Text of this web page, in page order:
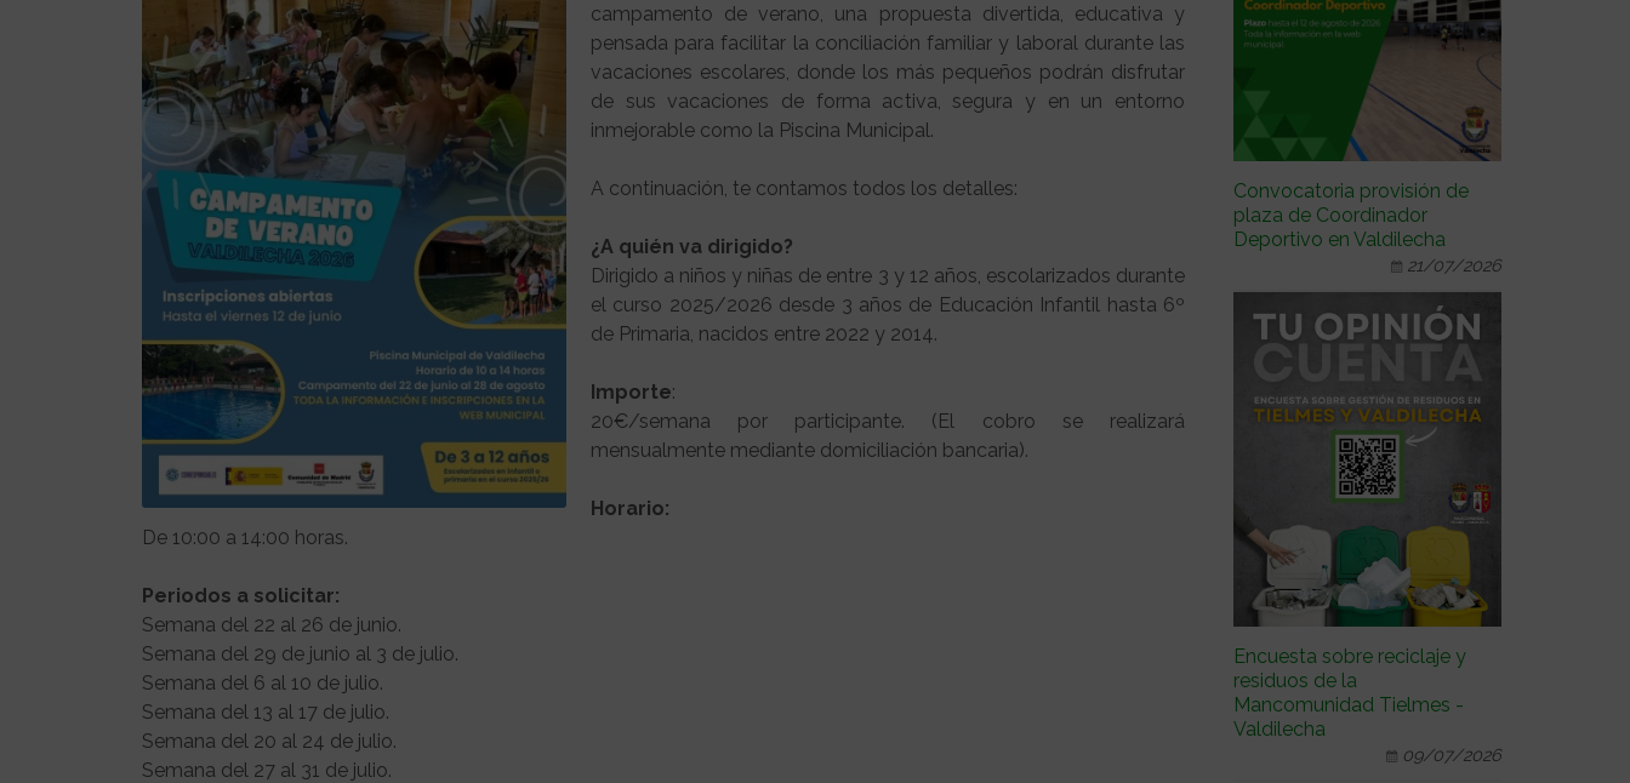
campamento de verano, una propuesta divertida, educativa y
pensada para facilitar la conciliación familiar y laboral durante las
vacaciones escolares, donde los más pequeños podrán disfrutar
de sus vacaciones de forma activa, segura y en un entorno
inmejorable como la Piscina Municipal.
A continuación, te contamos todos los detalles:
¿A quién va dirigido?
Dirigido a niños y niñas de entre 3 y 12 años, escolarizados durante
el curso 2025/2026 desde 3 años de Educación Infantil hasta 6º
de Primaria, nacidos entre 2022 y 2014.
Importe:
20€/semana por participante. (El cobro se realizará
mensualmente mediante domiciliación bancaria).
Horario:
De 10:00 a 14:00 horas.
Periodos a solicitar:
Semana del 22 al 26 de junio.
Semana del 29 de junio al 3 de julio.
Semana del 6 al 10 de julio.
Semana del 13 al 17 de julio.
Semana del 20 al 24 de julio.
Semana del 27 al 31 de julio.
Convocatoria provisión de
plaza de Coordinador
Deportivo en Valdilecha
21/07/2026
Encuesta sobre reciclaje y
residuos de la
Mancomunidad Tielmes -
Valdilecha
09/07/2026